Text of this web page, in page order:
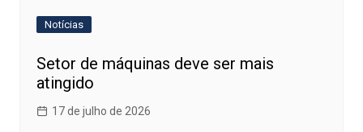
Notícias
Setor de máquinas deve ser mais
atingido
17 de julho de 2026